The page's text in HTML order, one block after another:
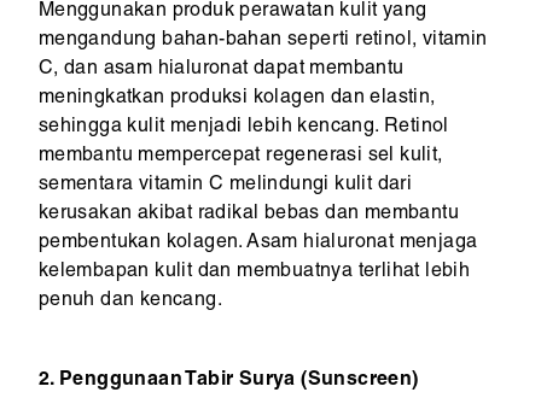
Menggunakan produk perawatan kulit yang
mengandung bahan-bahan seperti retinol, vitamin
C, dan asam hialuronat dapat membantu
meningkatkan produksi kolagen dan elastin,
sehingga kulit menjadi lebih kencang. Retinol
membantu mempercepat regenerasi sel kulit,
sementara vitamin C melindungi kulit dari
kerusakan akibat radikal bebas dan membantu
pembentukan kolagen. Asam hialuronat menjaga
kelembapan kulit dan membuatnya terlihat lebih
penuh dan kencang.
2. Penggunaan Tabir Surya (Sunscreen)